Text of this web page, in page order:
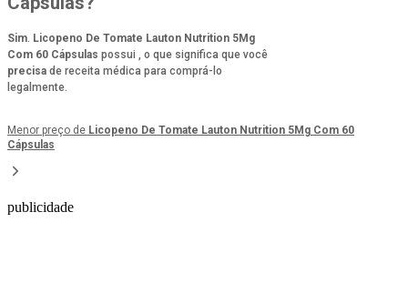
Sim Licopeno De Tomate Lauton Nutrition 5Mg
Com 60 Cápsulas possui
, o que significa que você
precisa de receita médica para comprá-lo
legalmente.
Menor preço de Licopeno De Tomate Lauton Nutrition 5Mg Com 60
Cápsulas
publicidade